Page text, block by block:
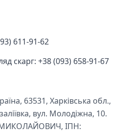
611-91-62
скарг: +38 (093) 658-91-67
63531, Харківська обл.,
вул. Молодіжна, 10.
ІПН: